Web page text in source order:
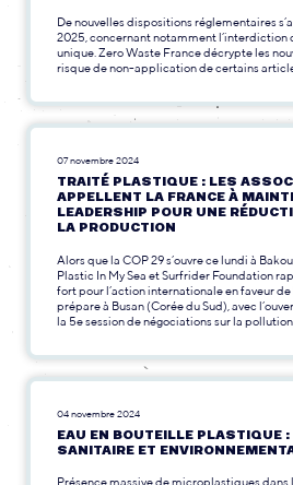
De nouvelles dispositions réglementaires
2025, concernant notamment l’interdiction
unique. Zero Waste France décrypte les
risque de non-application de certains
07 novembre 2024
TRAITÉ PLASTIQUE : LES
APPELLENT LA FRANCE À
LEADERSHIP POUR UNE
LA PRODUCTION
Alors que la COP 29 s’ouvre ce lundi à
Plastic In My Sea et Surfrider Foundation
fort pour l’action internationale en faveur de
prépare à Busan (Corée du Sud), avec
la 5e session de négociations sur la
04 novembre 2024
EAU EN BOUTEILLE PLASTIQUE :
SANITAIRE ET
Présence massive de microplastiques dans